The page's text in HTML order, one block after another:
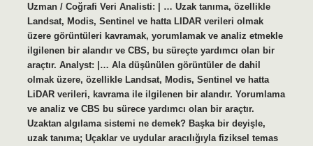
Uzman / Coğrafi Veri Analisti: | … Uzak tanıma, özellikle
Landsat, Modis, Sentinel ve hatta LIDAR verileri olmak
üzere görüntüleri kavramak, yorumlamak ve analiz etmekle
ilgilenen bir alandır ve CBS, bu süreçte yardımcı olan bir
araçtır. Analyst: |… Ala düşünülen görüntüler de dahil
olmak üzere, özellikle Landsat, Modis, Sentinel ve hatta
LiDAR verileri, kavrama ile ilgilenen bir alandır. Yorumlama
ve analiz ve CBS bu sürece yardımcı olan bir araçtır.
Uzaktan algılama sistemi ne demek? Başka bir deyişle,
uzak tanıma; Uçaklar ve uydular aracılığıyla fiziksel temas